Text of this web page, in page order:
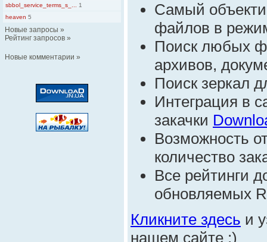
sbbol_service_terms_s_...
1
heaven 5
Новые запросы »
Рейтинг запросов »
Новые комментарии »
Самый
файлов в
Поиск любых
архивов,
Поиск зеркал
Интеграция в
закачки
Возможность
количество
Все рейтинги
обновляемых
Кликните здесь и
нашем сайте :)